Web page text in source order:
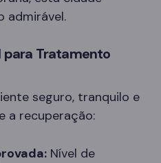
admirável.
para Tratamento
seguro, tranquilo e
a recuperação:
Nível de